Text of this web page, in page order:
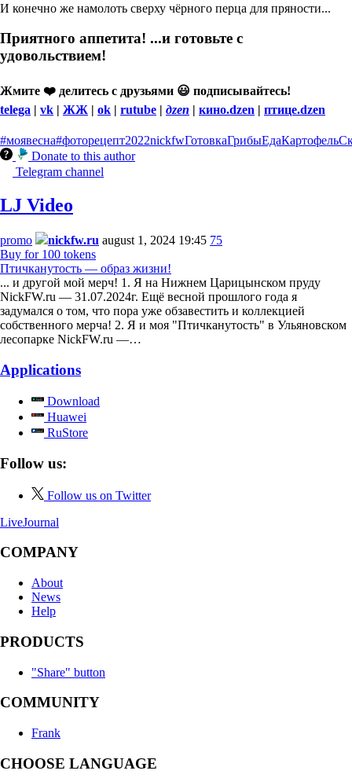
И конечно же намолоть сверху чёрного перца для пряности...
Приятного аппетита! ...и готовьте с
удовольствием!
Жмите ❤️ делитесь с друзьями 😃 подписывайтесь!
telega | vk | ЖЖ | ok | rutube | дzen | кино.dzen | птице.dzen
#моявесна#фоторецепт2022nickfwГотовкаГрибыЕдаКартофель
Donate to this author
Telegram channel
LJ Video
promo nickfw.ru august 1, 2024 19:45 75
Buy for 100 tokens
Птичканутость — образ жизни!
... и другой мой мерч! 1. Я на Нижнем Царицынском пруду
NickFW.ru — 31.07.2024г. Ещё весной прошлого года я
задумался о том, что пора уже обзавестить и коллекцией
собственного мерча! 2. Я и моя "Птичканутость" в Ульяновском
лесопарке NickFW.ru —…
Applications
Download
Huawei
RuStore
Follow us:
Follow us on Twitter
LiveJournal
COMPANY
About
News
Help
PRODUCTS
"Share" button
COMMUNITY
Frank
CHOOSE LANGUAGE